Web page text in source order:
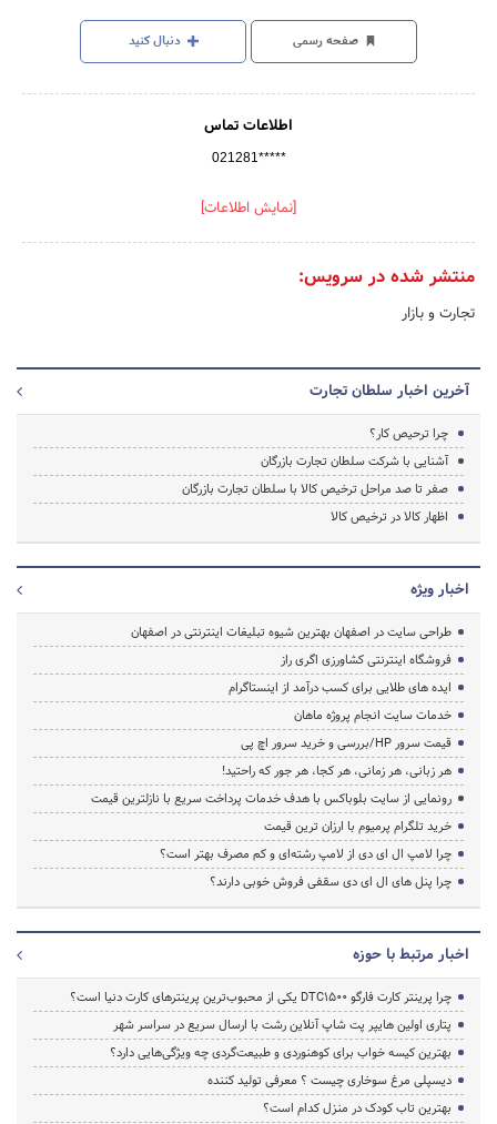
صفحه رسمی دنبال کنید
اطلاعات تماس
021281*****
[نمایش اطلاعات]
منتشر شده در سرویس:
تجارت و بازار
آخرین اخبار سلطان تجارت
چرا ترحیص کار؟
آشنایی با شرکت سلطان تجارت بازرگان
صفر تا صد مراحل ترخیص کالا با سلطان تجارت بازرگان
اظهار کالا در ترخیص کالا
اخبار ویژه
طراحی سایت در اصفهان بهترین شیوه تبلیغات اینترنتی در اصفهان
فروشگاه اینترنتی کشاورزی اگری راز
ایده های طلایی برای کسب درآمد از اینستاگرام
خدمات سایت انجام پروژه ماهان
قیمت سرور HP/بررسی و خرید سرور اچ پی
هر زبانی، هر زمانی، هر کجا، هر جور که راحتید!
رونمایی از سایت بلوباکس با هدف خدمات پرداخت سریع با نازلترین قیمت
خرید تلگرام پرمیوم با ارزان ترین قیمت
چرا لامپ ال ای دی از لامپ رشته‌ای و کم مصرف بهتر است؟
چرا پنل های ال ای دی سقفی فروش خوبی دارند؟
اخبار مرتبط با حوزه
چرا پرینتر کارت فارگو DTC1500 یکی از محبوب‌ترین پرینترهای کارت دنیا است؟
پتاری اولین هایپر پت شاپ آنلاین رشت با ارسال سریع در سراسر شهر
بهترین کیسه خواب برای کوهنوردی و طبیعت‌گردی چه ویژگی‌هایی دارد؟
دیسپلی مرغ سوخاری چیست ؟ معرفی تولید کننده
بهترین تاب کودک در منزل کدام است؟